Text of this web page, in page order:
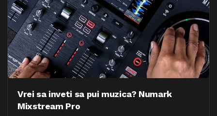
Vrei sa inveti sa pui muzica? Numark
Mixstream Pro